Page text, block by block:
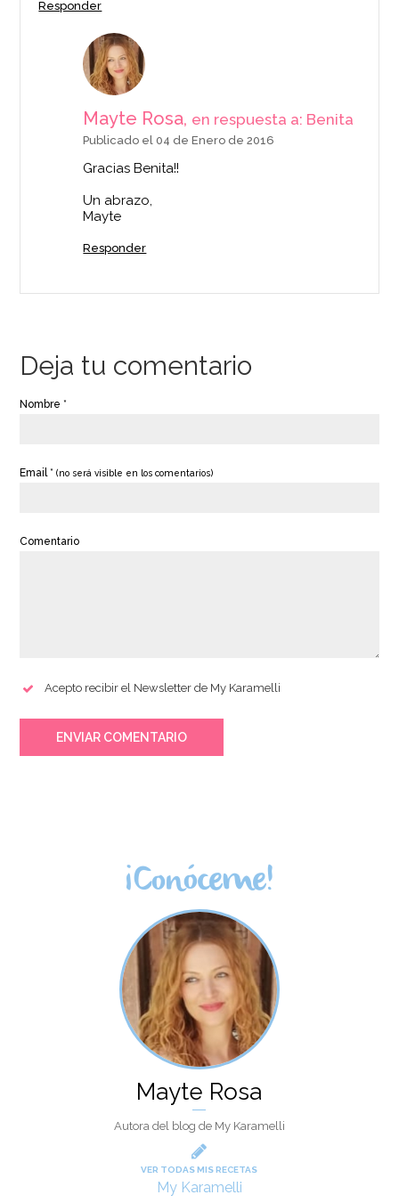
relleno inoxidable
3,99€
AÑADIR
Responder
Mayte Rosa, en respuesta a: Benita
Publicado el 04 de Enero de 2016
Gracias Benita!!
Un abrazo,
Mayte
Responder
Deja tu comentario
Nombre *
Email *(no será visible en los comentarios)
Comentario
Acepto recibir el Newsletter de My Karamelli
ENVIAR COMENTARIO
¡Conóceme!
Mayte Rosa
Autora del blog de My Karamelli
VER TODAS MIS RECETAS
My Karamelli